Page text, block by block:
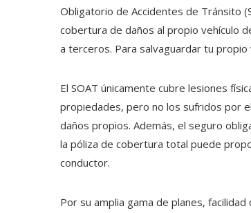
Obligatorio de Accidentes de Tránsito
cobertura de daños al propio vehículo
a terceros. Para salvaguardar tu
El SOAT únicamente cubre lesiones
propiedades, pero no los sufridos por
daños propios. Además, el seguro
la póliza de cobertura total puede
conductor.
Por su amplia gama de planes,